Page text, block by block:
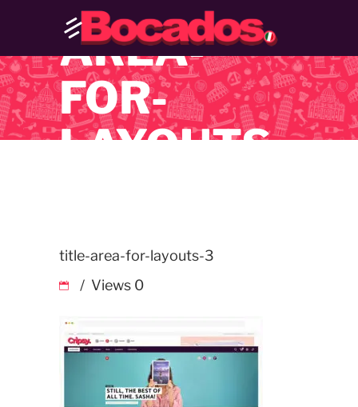
AREA-
FOR-
LAYOUTS-
title-area-for-layouts-3
Views 0